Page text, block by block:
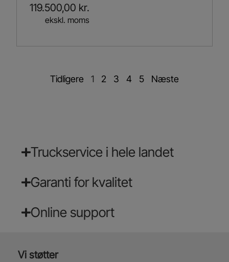
119.500,00 kr.
ekskl. moms
Tidligere 1 2 3 4 5 Næste
Truckservice i hele landet
Garanti for kvalitet
Online support
Vi støtter